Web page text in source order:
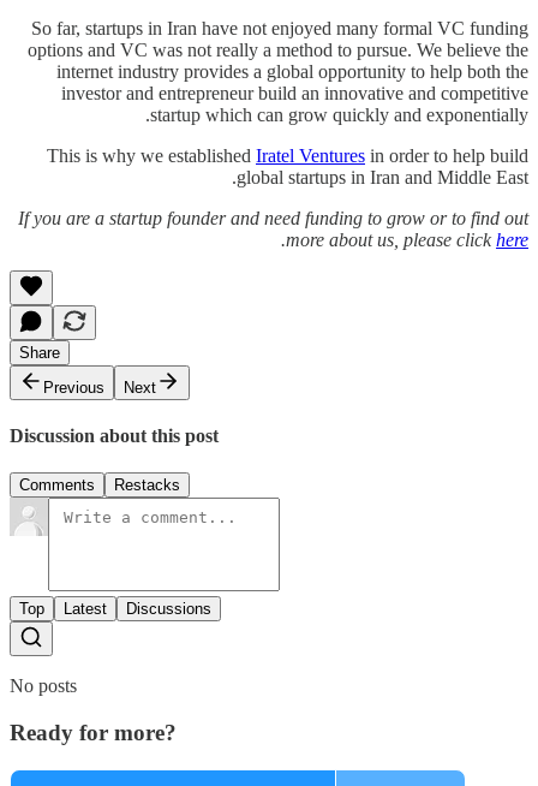
So far, startups in Iran have not enjoyed many formal VC funding
options and VC was not really a method to pursue. We believe the
internet industry provides a global opportunity to help both the
investor and entrepreneur build an innovative and competitive
startup which can grow quickly and exponentially.
This is why we established Iratel Ventures in order to help build
global startups in Iran and Middle East.
If you are a startup founder and need funding to grow or to find out
more about us, please clickhere
.
Share
Previous
Next
Discussion about this post
Comments Restacks
Top Latest Discussions
No posts
Ready for more?